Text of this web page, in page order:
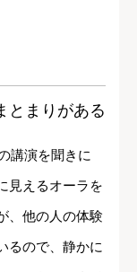
とまりがある
講演を聞きに
見えるオーラを
、他の人の体験
るので、静かに